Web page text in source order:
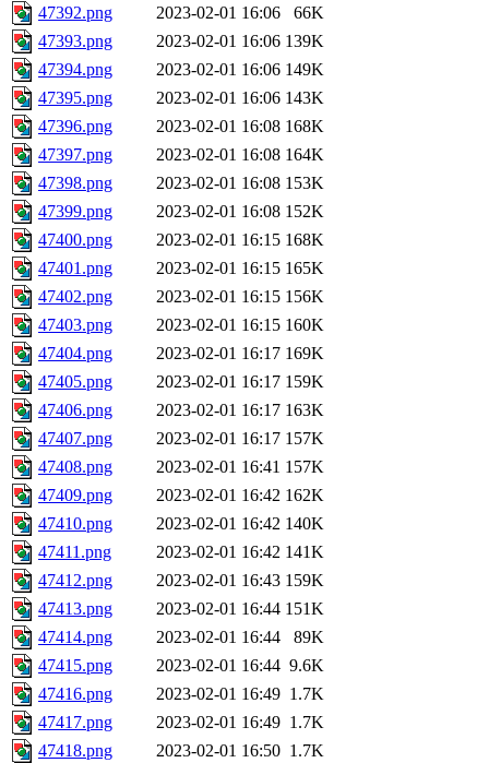
47392.png
2023-02-01 16:06
66K
47393.png
2023-02-01 16:06 139K
47394.png
2023-02-01 16:06 149K
47395.png
2023-02-01 16:06 143K
47396.png
2023-02-01 16:08 168K
47397.png
2023-02-01 16:08 164K
47398.png
2023-02-01 16:08 153K
47399.png
2023-02-01 16:08 152K
47400.png
2023-02-01 16:15 168K
47401.png
2023-02-01 16:15 165K
47402.png
2023-02-01 16:15 156K
47403.png
2023-02-01 16:15 160K
47404.png
2023-02-01 16:17 169K
47405.png
2023-02-01 16:17 159K
47406.png
2023-02-01 16:17 163K
47407.png
2023-02-01 16:17 157K
47408.png
2023-02-01 16:41 157K
47409.png
2023-02-01 16:42 162K
47410.png
2023-02-01 16:42 140K
47411.png
2023-02-01 16:42 141K
47412.png
2023-02-01 16:43 159K
47413.png
2023-02-01 16:44 151K
47414.png
2023-02-01 16:44
89K
47415.png
2023-02-01 16:44 9.6K
47416.png
2023-02-01 16:49 1.7K
47417.png
2023-02-01 16:49 1.7K
47418.png
2023-02-01 16:50 1.7K